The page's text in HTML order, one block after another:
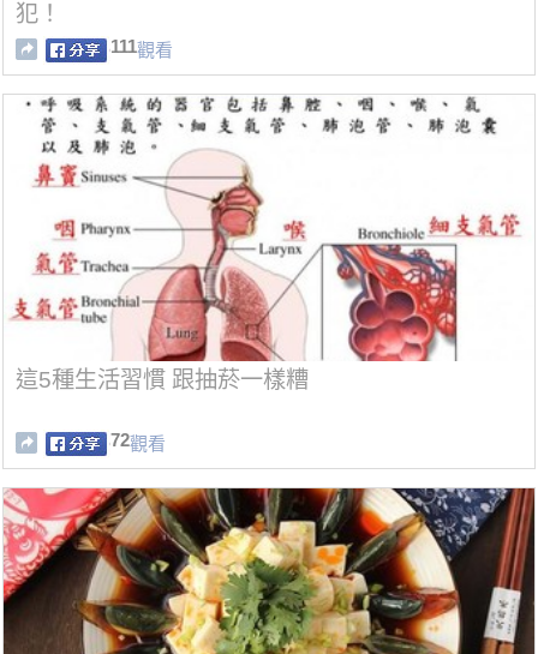
犯！
111觀看
這5種生活習慣 跟抽菸一樣糟
72觀看